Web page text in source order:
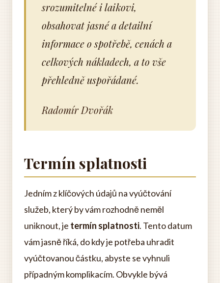
srozumitelné i laikovi,
obsahovat jasné a detailní
informace o spotřebě, cenách a
celkových nákladech, a to vše
přehledně uspořádané.
Radomír Dvořák
Termín splatnosti
Jedním z klíčových údajů na vyúčtování
služeb, který by vám rozhodně neměl
uniknout, je termín splatnosti. Tento datum
vám jasně říká, do kdy je potřeba uhradit
vyúčtovanou částku, abyste se vyhnuli
případným komplikacím. Obvykle bývá